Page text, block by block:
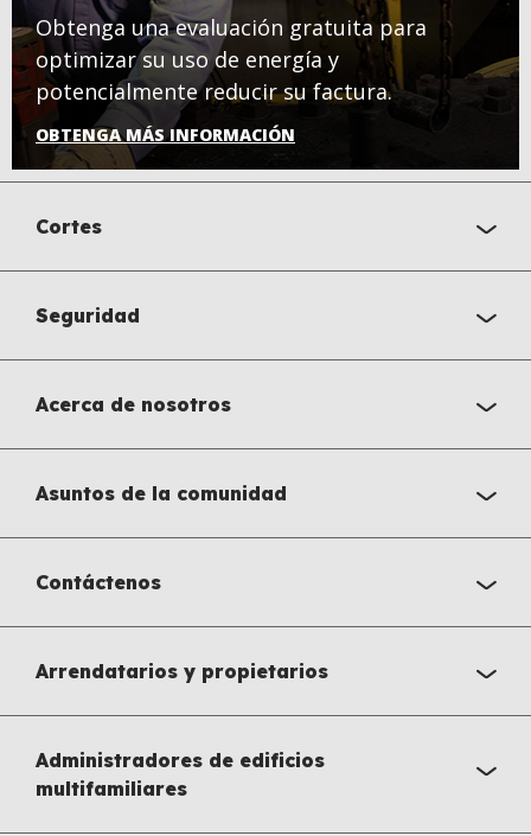
Obtenga una evaluación gratuita para
optimizar su uso de energía y
potencialmente reducir su factura.
OBTENGA MÁS INFORMACIÓN
Cortes
Seguridad
Acerca de nosotros
Asuntos de la comunidad
Contáctenos
Arrendatarios y propietarios
Administradores de edificios
multifamiliares